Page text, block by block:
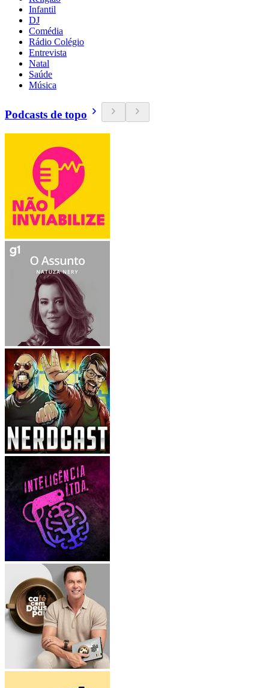
Infantil
DJ
Comédia
Rádio Colégio
Entrevista
Natal
Saúde
Música
Podcasts de topo